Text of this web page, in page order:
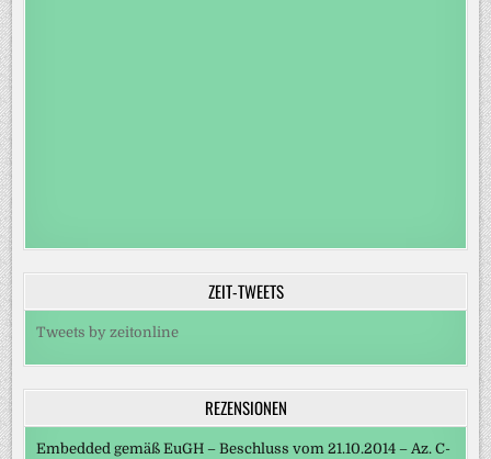
ZEIT-TWEETS
Tweets by zeitonline
REZENSIONEN
Embedded gemäß EuGH – Beschluss vom 21.10.2014 – Az. C-